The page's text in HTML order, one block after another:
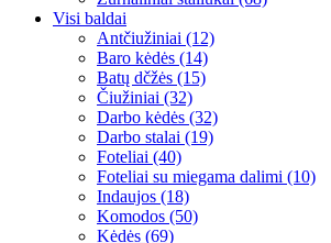
Visi baldai
Antčiužiniai (12)
Baro kėdės (14)
Batų dčžės (15)
Čiužiniai (32)
Darbo kėdės (32)
Darbo stalai (19)
Foteliai (40)
Foteliai su miegama dalimi (10)
Indaujos (18)
Komodos (50)
Kėdės (69)